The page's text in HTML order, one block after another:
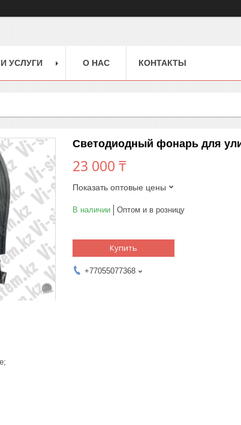
УСЛУГИ О НАС КОНТАКТЫ
Светодиодный фонарь для
23 000 ₸
Показать оптовые цены
В наличии Оптом и в розницу
Купить
+77055077368